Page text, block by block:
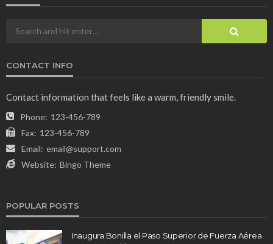
CONTACT INFO
Contact information that feels like a warm, friendly smile.
Phone: 123-456-789
Fax: 123-456-789
Email: email@support.com
Website: Bingo Theme
POPULAR POSTS
Inaugura Bonilla el Paso Superior de Fuerza Aérea